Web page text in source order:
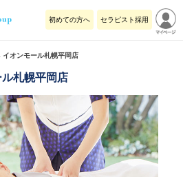
初めての方へ セラピスト採用
イオンモール札幌平岡店
札幌平岡店